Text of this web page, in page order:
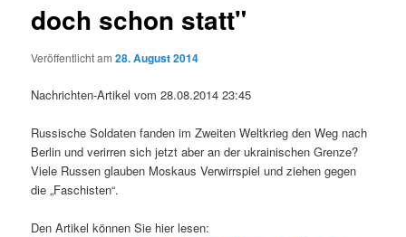
doch schon statt"
Veröffentlicht am28. August 2014
Nachrichten-Artikel vom 28.08.2014 23:45
Russische Soldaten fanden im Zweiten Weltkrieg den Weg nach
Berlin und verirren sich jetzt aber an der ukrainischen Grenze?
Viele Russen glauben Moskaus Verwirrspiel und ziehen gegen
die „Faschisten“.
Den Artikel können Sie hier lesen: